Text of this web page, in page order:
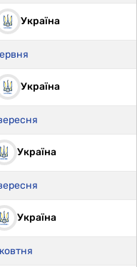
Україна
Україна
Україна
Україна